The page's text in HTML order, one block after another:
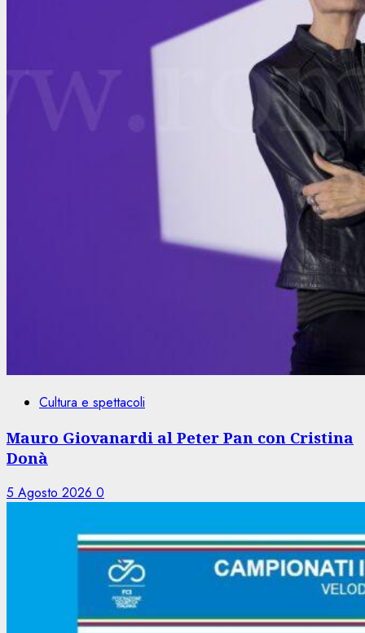
Cultura e spettacoli
Mauro Giovanardi al Peter Pan con Cristina
Donà
5 Agosto 2026 0